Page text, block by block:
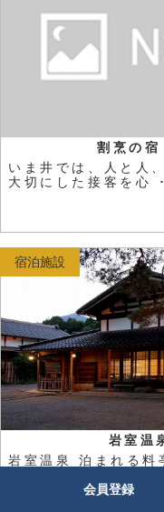
会員登録
割烹の
いま井では、人と人
大切にした接客を心
岩室温
岩室温泉 泊まれる料
宿泊施設